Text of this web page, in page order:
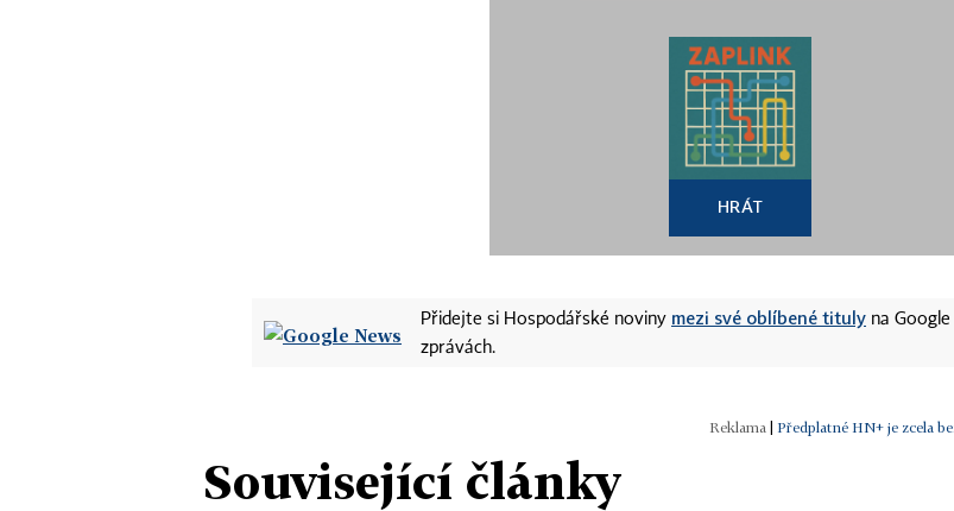
HRÁT
Přidejte si Hospodářské noviny mezi své oblíbené tituly na Google
zprávách.
| Předplatné HN+ je zcela
Související články